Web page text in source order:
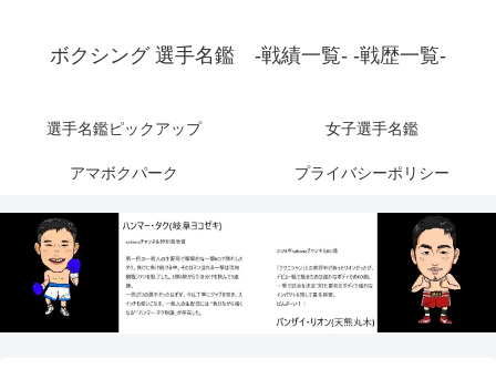
ボクシング 選手名鑑 -戦績一覧- -戦歴一覧-
選手名鑑ピックアップ 女子選手名鑑
アマボクパーク プライバシーポリシー